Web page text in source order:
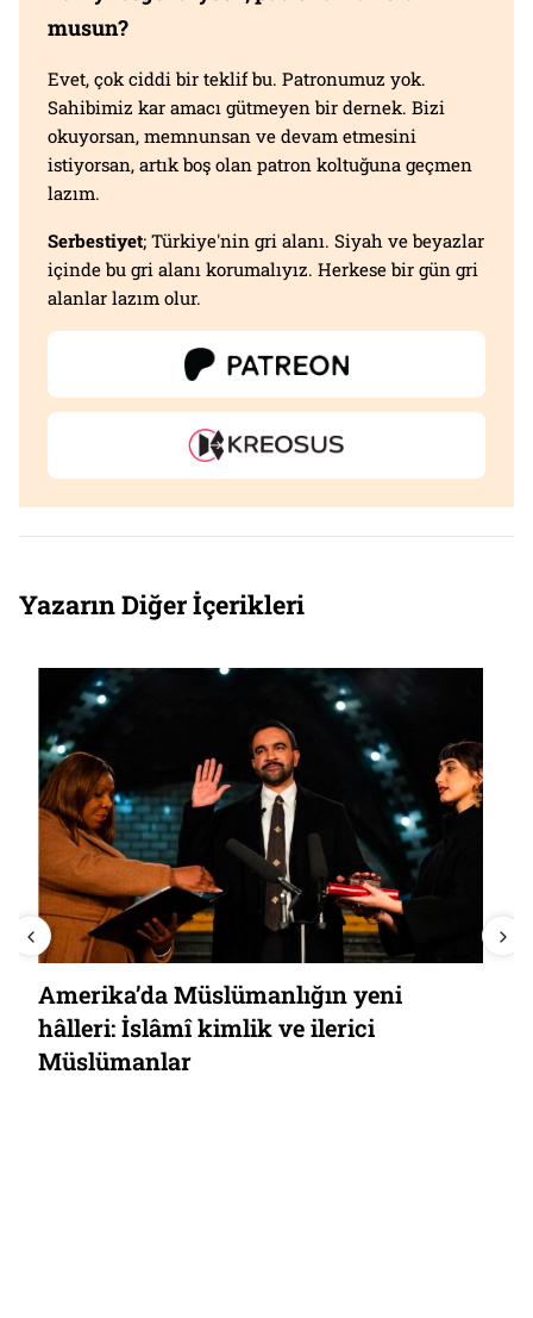
musun?
Evet, çok ciddi bir teklif bu. Patronumuz yok.
Sahibimiz kar amacı gütmeyen bir dernek. Bizi
okuyorsan, memnunsan ve devam etmesini
istiyorsan, artık boş olan patron koltuğuna geçmen
lazım.
Serbestiyet; Türkiye'nin gri alanı. Siyah ve beyazlar
içinde bu gri alanı korumalıyız. Herkese bir gün gri
alanlar lazım olur.
Yazarın Diğer İçerikleri
Amerika’da Müslümanlığın yeni
hâlleri: İslâmî kimlik ve ilerici
Müslümanlar